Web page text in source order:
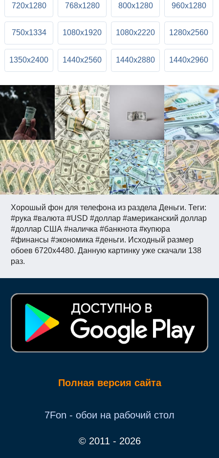
Хорошый фон для телефона из раздела Деньги. Теги:
#рука #валюта #USD #доллар #американский доллар
#доллар США #наличка #банкнота #купюра
#финансы #экономика #деньги. Исходный размер
обоев 6720x4480. Данную картинку уже скачали 138
раз.
720x1280 768x1280 800x1280 960x1280
750x1334 1080x1920 1080x2220 1280x2560
1350x2400 1440x2560 1440x2880 1440x2960
Полная версия сайта
7Fon - обои на рабочий стол
© 2011 - 2026